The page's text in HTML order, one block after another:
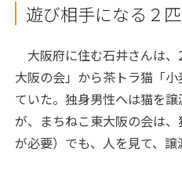
遊び相手になる２
大阪府に住む石井さんは
大阪の会」から茶トラ猫「
ていた。独身男性へは猫を
が、まちねこ東大阪の会は
が必要）でも、人を見て、譲